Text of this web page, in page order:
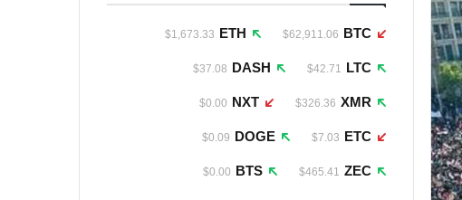
BTC
$62,911.06
ETH
$1,673.33
LTC
$42.71
DASH
$37.08
XMR
$326.36
NXT
$0.00
ETC
$7.03
DOGE
$0.09
ZEC
$465.41
BTS
$0.00